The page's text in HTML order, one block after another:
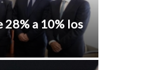
28% a 10% los